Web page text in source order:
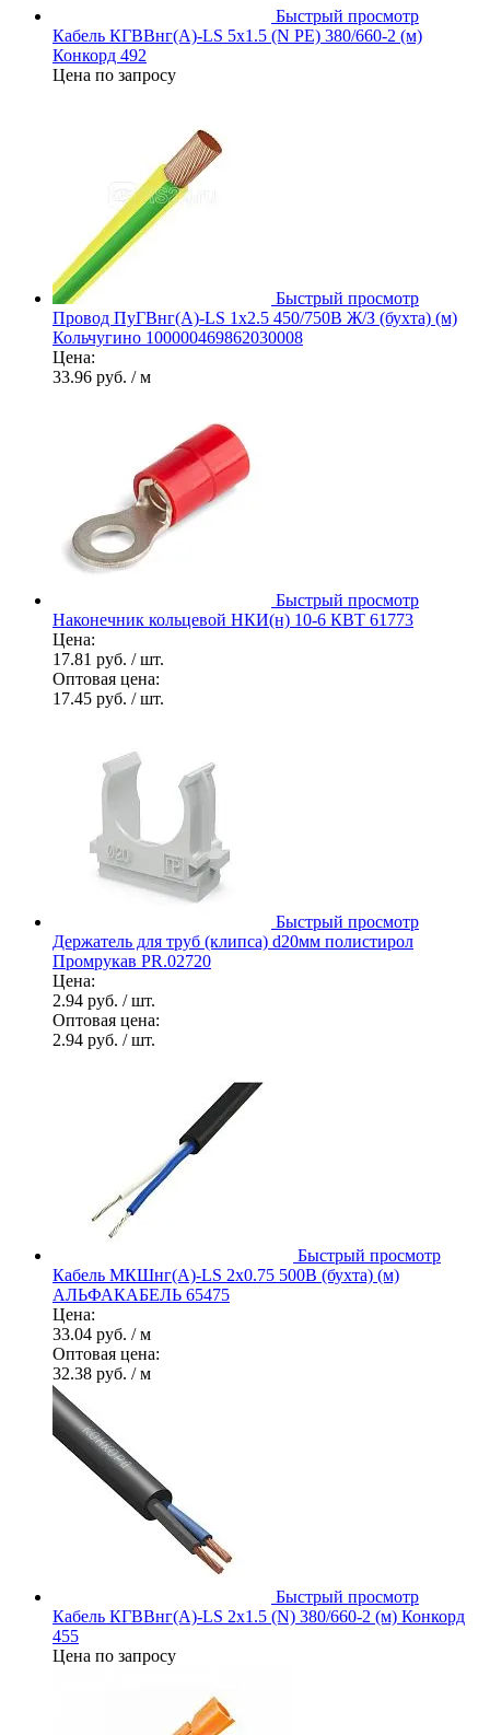
Быстрый просмотр
Кабель КГВВнг(А)-LS 5х1.5 (N PE) 380/660-2 (м)
Конкорд 492
Цена по запросу
Быстрый просмотр
Провод ПуГВнг(А)-LS 1х2.5 450/750В Ж/З (бухта) (м)
Кольчугино 100000469862030008
Цена:
33.96 руб. / м
Быстрый просмотр
Наконечник кольцевой НКИ(н) 10-6 КВТ 61773
Цена:
17.81 руб. / шт.
Оптовая цена:
17.45 руб. / шт.
Быстрый просмотр
Держатель для труб (клипса) d20мм полистирол
Промрукав PR.02720
Цена:
2.94 руб. / шт.
Оптовая цена:
2.94 руб. / шт.
Быстрый просмотр
Кабель МКШнг(А)-LS 2х0.75 500В (бухта) (м)
АЛЬФАКАБЕЛЬ 65475
Цена:
33.04 руб. / м
Оптовая цена:
32.38 руб. / м
Быстрый просмотр
Кабель КГВВнг(А)-LS 2х1.5 (N) 380/660-2 (м) Конкорд
455
Цена по запросу